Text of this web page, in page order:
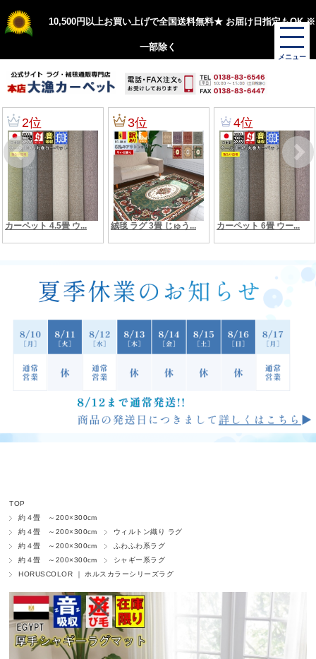
10,500円以上お買い上げで全国送料無料★ お届け日指定もOK ※
一部除く
TOP
約４畳 ～200×300cm
約４畳 ～200×300cm
ウィルトン織り ラグ
約４畳 ～200×300cm
ふわふわ系ラグ
約４畳 ～200×300cm
シャギー系ラグ
HORUSCOLOR ｜ ホルスカラーシリーズラグ